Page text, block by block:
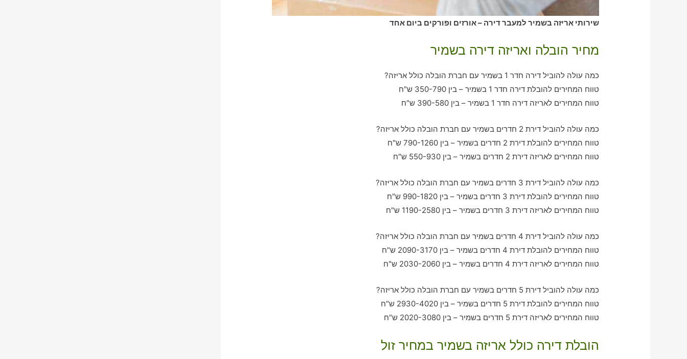
שירותי אריזה בשמיר למעבר דירה – אורזים ופורקים ביום אחד
מחיר הובלה ואריזה דירה בשמיר
כמה עולה להוביל דירה חדר 1 בשמיר עם חברת הובלה כולל אריזה?
טווח המחירים להובלת דירה חדר 1 בשמיר – בין 350-790 ש"ח
טווח המחירים לאריזה דירה חדר 1 בשמיר – בין 390-580 ש"ח
כמה עולה להוביל דירת 2 חדרים בשמיר עם חברת הובלה כולל אריזה?
טווח המחירים להובלת דירת 2 חדרים בשמיר – בין 790-1260 ש"ח
טווח המחירים לאריזה דירת 2 חדרים בשמיר – בין 550-930 ש"ח
כמה עולה להוביל דירת 3 חדרים בשמיר עם חברת הובלה כולל אריזה?
טווח המחירים להובלת דירת 3 חדרים בשמיר – בין 990-1820 ש"ח
טווח המחירים לאריזה דירת 3 חדרים בשמיר – בין 1190-2580 ש"ח
כמה עולה להוביל דירת 4 חדרים בשמיר עם חברת הובלה כולל אריזה?
טווח המחירים להובלת דירת 4 חדרים בשמיר – בין 2090-3170 ש"ח
טווח המחירים לאריזה דירת 4 חדרים בשמיר – בין 2030-2060 ש"ח
כמה עולה להוביל דירת 5 חדרים בשמיר עם חברת הובלה כולל אריזה?
טווח המחירים להובלת דירת 5 חדרים בשמיר – בין 2930-4020 ש"ח
טווח המחירים לאריזה דירת 5 חדרים בשמיר – בין 2020-3080 ש"ח
הובלת דירה כולל אריזה בשמיר במחיר זול